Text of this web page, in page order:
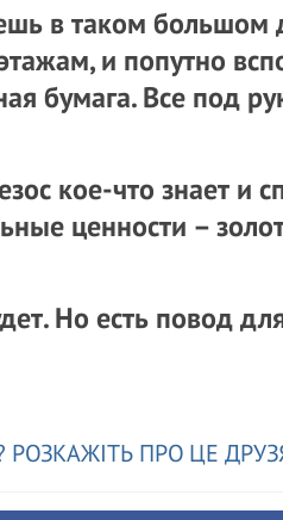
в таком большом
и попутно
бумага. Все под
кое-что знает и
ценности –
Но есть повод
РОЗКАЖІТЬ ПРО ЦЕ